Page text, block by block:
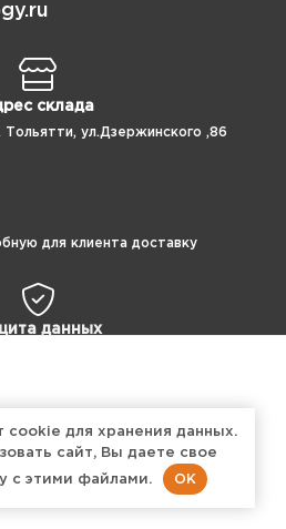
склада
Тольятти, ул.Дзержинского ,86
для клиента доставку
данных
ПроТехнология
cookie для хранения данных.
сайт, Вы даете свое
с этими файлами. OK